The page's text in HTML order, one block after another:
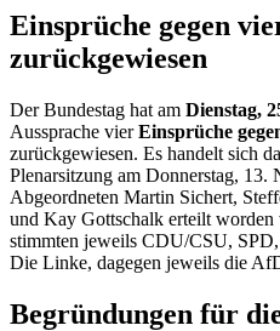
Einsprüche gegen
zurückgewiesen
Der Bundestag hat am Dienstag,
Aussprache vierEinsprüche
zurückgewiesen. Es handelt sich
Plenarsitzung am Donnerstag,
Abgeordneten Martin Sichert,
und Kay Gottschalk erteilt
stimmten jeweils CDU/CSU,
Die Linke, dagegen jeweils die
Begründungen für